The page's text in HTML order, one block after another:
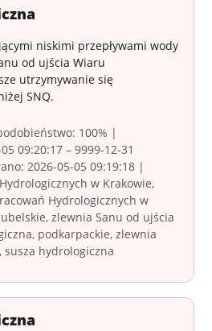
niskimi przepływami wody
od ujścia Wiaru
utrzymywanie się
SNQ.
100% |
09:20:17 – 9999-12-31
2026-05-05 09:19:18 |
w Krakowie,
Hydrologicznych w
zlewnia Sanu od ujścia
podkarpackie, zlewnia
susza hydrologiczna